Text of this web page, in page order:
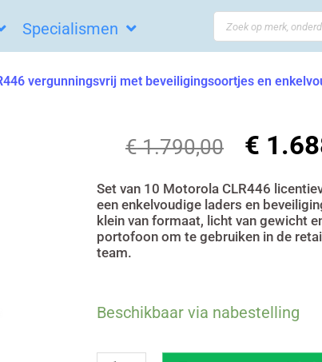
Specialismen
Search
...
vergunningsvrij met beveiligingsoortjes en
€1.790,00
was:
€
€
Set van 10 Motorola CLR446
een enkelvoudige laders en
klein van formaat, licht van gewicht
portofoon om te gebruiken in de
team.
Beschikbaar via nabestelling
Set